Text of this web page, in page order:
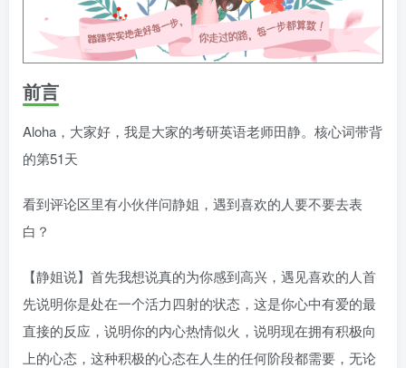
前言
Aloha，大家好，我是大家的考研英语老师田静。核心词带背
的第51天
看到评论区里有小伙伴问静姐，遇到喜欢的人要不要去表
白？
【静姐说】首先我想说真的为你感到高兴，遇见喜欢的人首
先说明你是处在一个活力四射的状态，这是你心中有爱的最
直接的反应，说明你的内心热情似火，说明现在拥有积极向
上的心态，这种积极的心态在人生的任何阶段都需要，无论